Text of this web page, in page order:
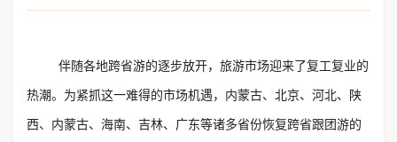
伴随各地跨省游的逐步放开，旅游市场迎来了复工复业的
热潮。为紧抓这一难得的市场机遇，内蒙古、北京、河北、陕
西、内蒙古、海南、吉林、广东等诸多省份恢复跨省跟团游的